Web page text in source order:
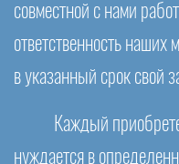
совместной с нами
ответственность наших
в указанный срок свой
Каждый
нуждается в